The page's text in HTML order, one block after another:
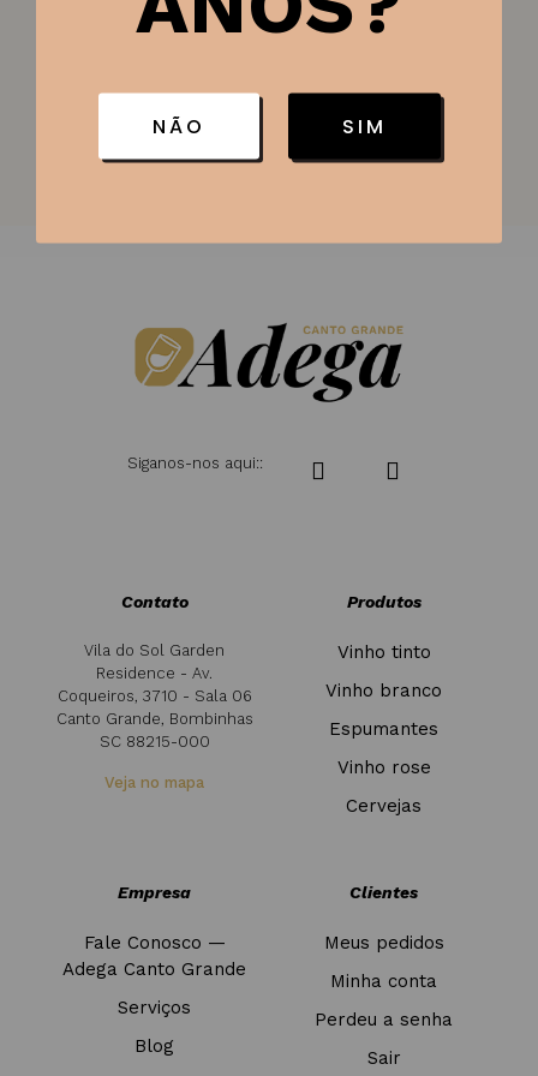
Siganos-nos aqui::
Contato
Vila do Sol Garden
Residence - Av.
Coqueiros, 3710 - Sala 06
Canto Grande, Bombinhas
SC 88215-000
Veja no mapa
Produtos
Vinho tinto
Vinho branco
Espumantes
Vinho rose
Cervejas
Empresa
Fale Conosco —
Adega Canto Grande
Serviços
Blog
Clientes
Meus pedidos
Minha conta
Perdeu a senha
Sair
NÃO SIM